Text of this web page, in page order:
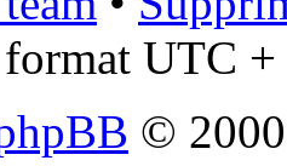
format UTC
©